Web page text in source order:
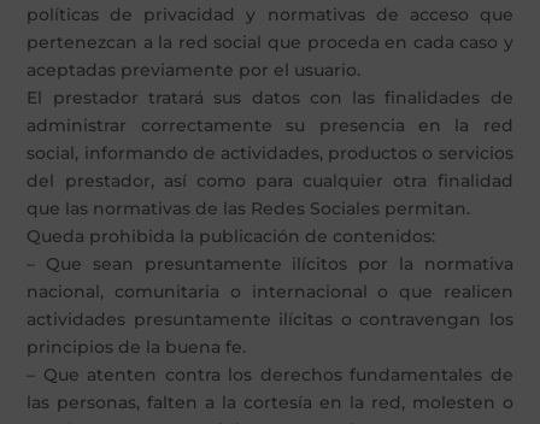
políticas de privacidad y normativas de acceso que
pertenezcan a la red social que proceda en cada caso y
aceptadas previamente por el usuario.
El prestador tratará sus datos con las finalidades de
administrar correctamente su presencia en la red
social, informando de actividades, productos o servicios
del prestador, así como para cualquier otra finalidad
que las normativas de las Redes Sociales permitan.
Queda prohibida la publicación de contenidos:
– Que sean presuntamente ilícitos por la normativa
nacional, comunitaria o internacional o que realicen
actividades presuntamente ilícitas o contravengan los
principios de la buena fe.
– Que atenten contra los derechos fundamentales de
las personas, falten a la cortesía en la red, molesten o